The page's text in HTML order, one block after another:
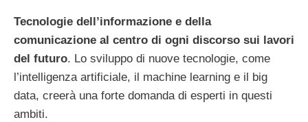
Tecnologie dell’informazione e della
comunicazione al centro di ogni discorso sui lavori
del futuro. Lo sviluppo di nuove tecnologie, come
l’intelligenza artificiale, il machine learning e il big
data, creerà una forte domanda di esperti in questi
ambiti.